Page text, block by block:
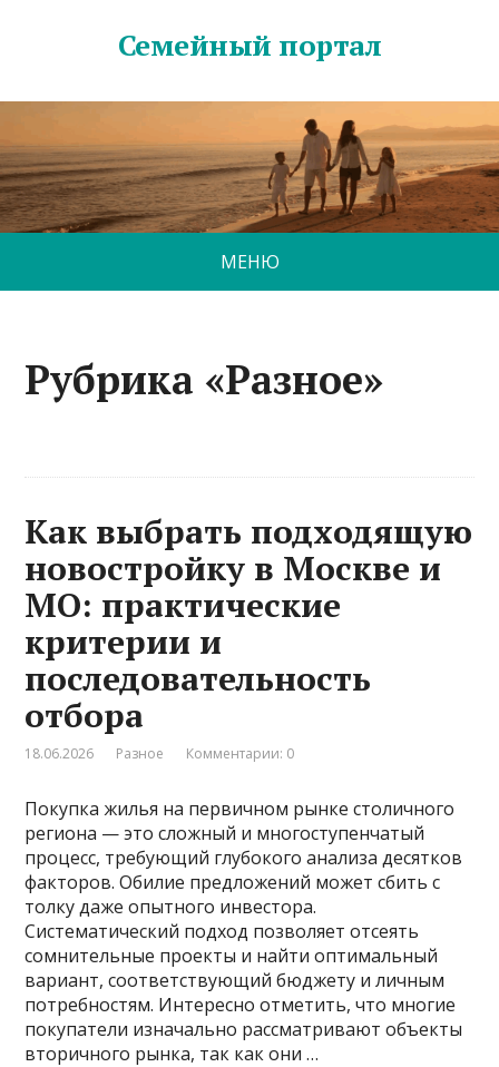
Семейный портал
МЕНЮ
Рубрика «Разное»
Как выбрать подходящую
новостройку в Москве и
МО: практические
критерии и
последовательность
отбора
18.06.2026 Разное Комментарии: 0
Покупка жилья на первичном рынке столичного
региона — это сложный и многоступенчатый
процесс, требующий глубокого анализа десятков
факторов. Обилие предложений может сбить с
толку даже опытного инвестора.
Систематический подход позволяет отсеять
сомнительные проекты и найти оптимальный
вариант, соответствующий бюджету и личным
потребностям. Интересно отметить, что многие
покупатели изначально рассматривают объекты
вторичного рынка, так как они …